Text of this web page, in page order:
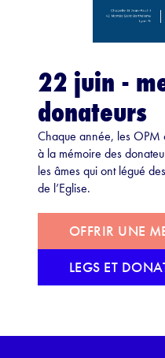
22 juin -
donateurs
Chaque année, les OPM
à la mémoire des
les âmes qui ont légué
de l’Eglise.
OFFRIR UNE
LEGS ET